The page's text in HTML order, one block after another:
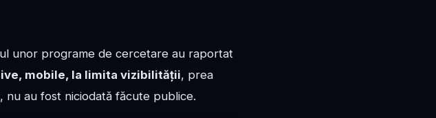
unor programe de cercetare au raportat
mobile, la limita vizibilității, prea
nu au fost niciodată făcute publice.